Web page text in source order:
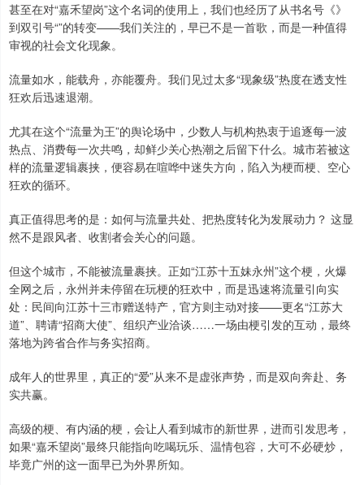
甚至在对“嘉禾望岗”这个名词的使用上，我们也经历了从书名号《》
到双引号“”的转变——我们关注的，早已不是一首歌，而是一种值得
审视的社会文化现象。
流量如水，能载舟，亦能覆舟。我们见过太多“现象级”热度在透支性
狂欢后迅速退潮。
尤其在这个“流量为王”的舆论场中，少数人与机构热衷于追逐每一波
热点、消费每一次共鸣，却鲜少关心热潮之后留下什么。城市若被这
样的流量逻辑裹挟，便容易在喧哗中迷失方向，陷入为梗而梗、空心
狂欢的循环。
真正值得思考的是：如何与流量共处、把热度转化为发展动力？ 这显
然不是跟风者、收割者会关心的问题。
但这个城市，不能被流量裹挟。正如“江苏十五妹永州”这个梗，火爆
全网之后，永州并未停留在玩梗的狂欢中，而是迅速将流量引向实
处：民间向江苏十三市赠送特产，官方则主动对接——更名“江苏大
道”、聘请“招商大使”、组织产业洽谈……一场由梗引发的互动，最终
落地为跨省合作与务实招商。
成年人的世界里，真正的“爱”从来不是虚张声势，而是双向奔赴、务
实共赢。
高级的梗、有内涵的梗，会让人看到城市的新世界，进而引发思考，
如果“嘉禾望岗”最终只能指向吃喝玩乐、温情包容，大可不必硬炒，
毕竟广州的这一面早已为外界所知。